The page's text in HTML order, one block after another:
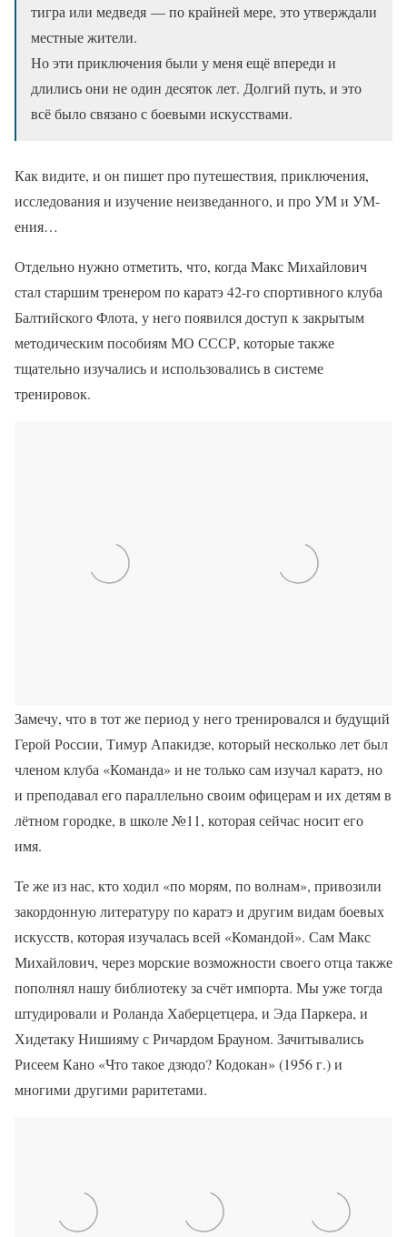
тигра или медведя — по крайней мере, это утверждали
местные жители.
Но эти приключения были у меня ещё впереди и
длились они не один десяток лет. Долгий путь, и это
всё было связано с боевыми искусствами.
Как видите, и он пишет про путешествия, приключения,
исследования и изучение неизведанного, и про УМ и УМ-
ения…
Отдельно нужно отметить, что, когда Макс Михайлович
стал старшим тренером по каратэ 42-го спортивного клуба
Балтийского Флота, у него появился доступ к закрытым
методическим пособиям МО СССР, которые также
тщательно изучались и использовались в системе
тренировок.
Замечу, что в тот же период у него тренировался и будущий
Герой России, Тимур Апакидзе, который несколько лет был
членом клуба «Команда» и не только сам изучал каратэ, но
и преподавал его параллельно своим офицерам и их детям в
лётном городке, в школе №11, которая сейчас носит его
имя.
Те же из нас, кто ходил «по морям, по волнам», привозили
закордонную литературу по каратэ и другим видам боевых
искусств, которая изучалась всей «Командой». Сам Макс
Михайлович, через морские возможности своего отца также
пополнял нашу библиотеку за счёт импорта. Мы уже тогда
штудировали и Роланда Хаберцетцера, и Эда Паркера, и
Хидетаку Нишияму с Ричардом Брауном. Зачитывались
Рисеем Кано «Что такое дзюдо? Кодокан» (1956 г.) и
многими другими раритетами.